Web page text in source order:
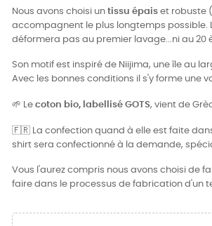
Nous avons choisi un tissu épais et robuste
accompagnent le plus longtemps possible.
déformera pas au premier lavage...ni au 20
Son motif est inspiré de Niijima, une île au
Avec les bonnes conditions il s'y forme une
🌱 Le coton bio, labellisé GOTS, vient de
🇫🇷 La confection quand à elle est faite
shirt sera confectionné à la demande,
Vous l'aurez compris nous avons choisi de
faire dans le processus de fabrication d'un